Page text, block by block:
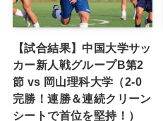
【試合結果】中国大学サッ
カー新人戦グループB第2
節 vs 岡山理科大学（2-0
完勝！連勝＆連続クリーン
シートで首位を堅持！）